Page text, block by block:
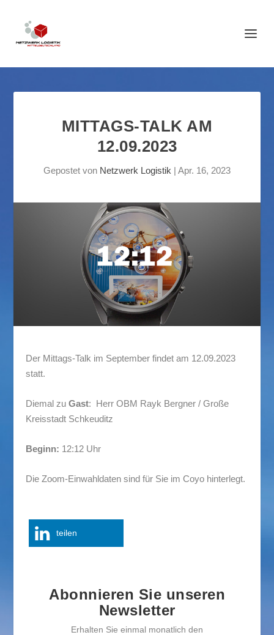
MITTAGS-TALK AM
12.09.2023
Gepostet von Netzwerk Logistik | Apr. 16, 2023
Der Mittags-Talk im September findet am 12.09.2023
statt.
Diemal zuGast: Herr OBM Rayk Bergner / Große
Kreisstadt Schkeuditz
Beginn: 12:12 Uhr
Die Zoom-Einwahldaten sind für Sie im Coyo hinterlegt.
teilen
Abonnieren Sie unseren
Newsletter
Erhalten Sie einmal monatlich den